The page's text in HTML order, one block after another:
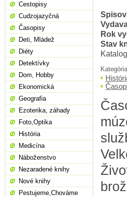
Rok
Stav
Cestopisy
Cudzojazyčná
Časopisy
Deti, Mládež
Diéty
Detektívky
Dom, Hobby
Ekonomická
Geografia
Ezoterika, záhady
Foto,Optika
História
Medicína
Náboženstvo
Nezaradené knihy
Nové knihy
Pestujeme,Chováme